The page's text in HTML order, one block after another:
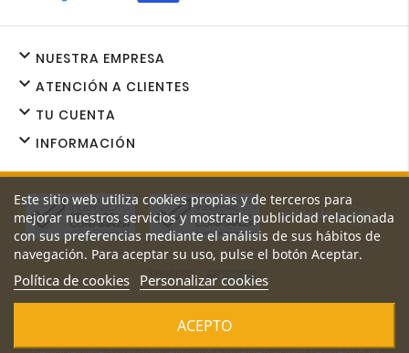
NUESTRA EMPRESA

ATENCIÓN A CLIENTES

TU CUENTA

INFORMACIÓN

Este sitio web utiliza cookies propias y de terceros para
mejorar nuestros servicios y mostrarle publicidad relacionada
con sus preferencias mediante el análisis de sus hábitos de
navegación. Para aceptar su uso, pulse el botón Aceptar.
Política de cookies Personalizar cookies
ACEPTO
de